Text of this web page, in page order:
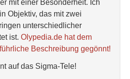
mit einer Besonderheit. Ich
Objektiv, das mit zwei
unterschiedlicher
ist. Olypedia.de hat dem
Beschreibung gegönnt!
auf das Sigma-Tele!